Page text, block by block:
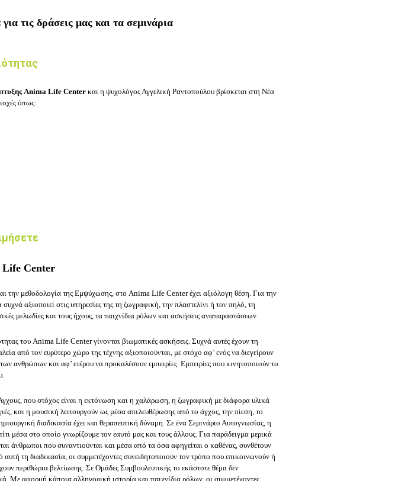
για τις δράσεις μας και τα σεμινάρια
Anima Life Center και η ψυχολόγος Αγγελική Ραντοπούλου βρίσκεται στη Νέα
όπως:
Life Center
την μεθοδολογία της Εμψύχωσης, στο Anima Life Centerέχει αξιόλογη θέση. Για την
αξιοποιεί στις υπηρεσίες της τη ζωγραφική, την πλαστελίνι ή τον πηλό, τη
μελωδίες και τους ήχους, τα παιχνίδια ρόλων και ασκήσεις αναπαραστάσεων.
του Anima Life Center γίνονται βιωματικές ασκήσεις. Συχνά αυτές έχουν τη
από τον ευρύτερο χώρο της τέχνης αξιοποιούνται, με στόχο αφ’ ενός να διεγείρουν
ανθρώπων και αφ’ ετέρου να προκαλέσουν εμπειρίες. Εμπειρίες που κινητοποιούν το
που στόχος είναι η εκτόνωση και η χαλάρωση, η ζωγραφική με διάφορα υλικά
και η μουσική λειτουργούν ως μέσα απελευθέρωσης από το άγχος, την πίεση, το
διαδικασία έχει και θεραπευτική δύναμη. Σε ένα Σεμινάριο Αυτογνωσίας, η
μέσα στο οποίο γνωρίζουμε τον εαυτό μας και τους άλλους. Για παράδειγμα μερικά
άνθρωποι που συναντιούνται και μέσα από τα όσα αφηγείται ο καθένας, συνθέτουν
τη διαδικασία, οι συμμετέχοντες συνειδητοποιούν τον τρόπο που επικοινωνούν ή
περιθώρια βελτίωσης. Σε Ομάδες Συμβουλευτικής το εκάστοτε θέμα δεν
Με αφορμή κάποια αλληγορική ιστορία και παιχνίδια ρόλων, οι συμμετέχοντες